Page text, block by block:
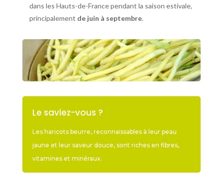
dans les Hauts-de-France pendant la saison estivale,
principalement de juin à septembre.
Le saviez-vous ?
Les haricots beurre, reconnaissables à leur peau
jaune et leur saveur douce, sont riches en fibres,
vitamines et minéraux.